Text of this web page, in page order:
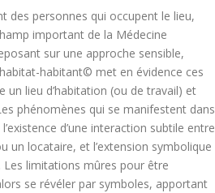
des personnes qui occupent le lieu,
important de la Médecine
sur une approche sensible,
habitant© met en évidence ces
un lieu d’habitation (ou de travail) et
phénomènes qui se manifestent dans
d’une interaction subtile entre
un locataire, et l’extension symbolique
limitations mûres pour être
se révéler par symboles, apportant